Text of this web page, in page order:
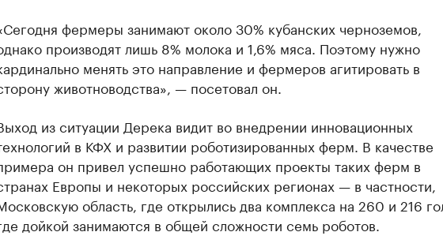
фермеры занимают около 30% кубанских черноземов,
производят лишь 8% молока и 1,6% мяса. Поэтому нужно
менять это направление и фермеров агитировать в
животноводства», — посетовал он.
из ситуации Дерека видит во внедрении инновационных
в КФХ и развитии роботизированных ферм. В качестве
он привел успешно работающих проекты таких ферм в
Европы и некоторых российских регионах — в частности,
область, где открылись два комплекса на 260 и 216
дойкой занимаются в общей сложности семь роботов.